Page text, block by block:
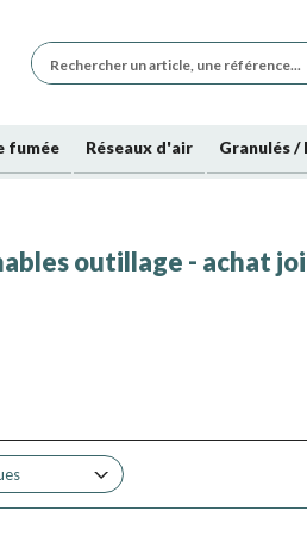
fumée Réseaux d'air Granulés /
outillage - achat